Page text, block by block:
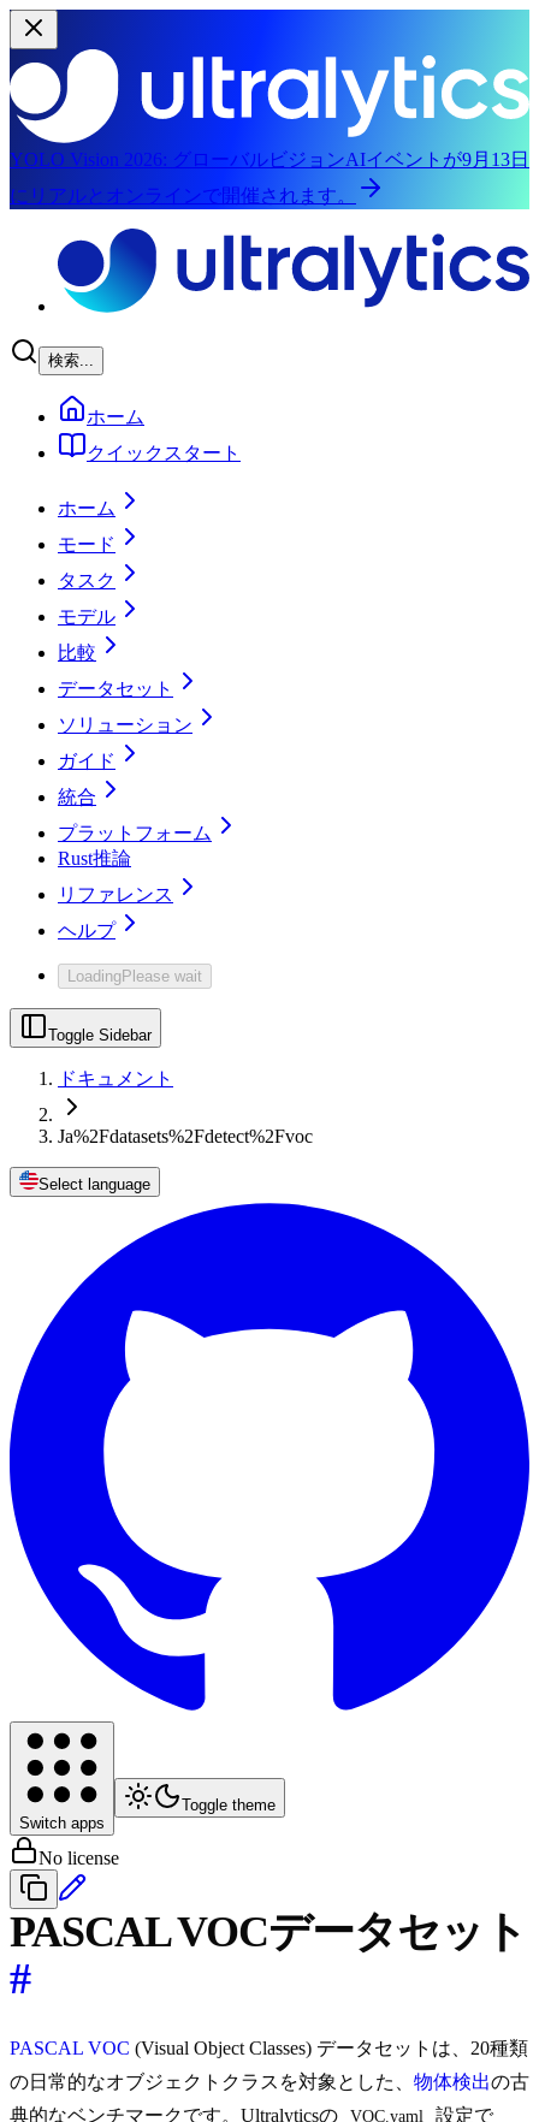
YOLO Vision 2026: グローバルビジョンAIイベントが9月13日
にリアルとオンラインで開催されます。
検索...
ホーム
クイックスタート
ホーム
モード
タスク
モデル
比較
データセット
ソリューション
ガイド
統合
プラットフォーム
Rust推論
リファレンス
ヘルプ
LoadingPlease wait
Toggle Sidebar
ドキュメント
Ja%2Fdatasets%2Fdetect%2Fvoc
Select language
Switch apps
Toggle theme
No license
PASCAL VOCデータセット
#
PASCAL VOC (Visual Object Classes) データセットは、20種類
の日常的なオブジェクトクラスを対象とした、 物体検出の古
典的なベンチマークです。Ultralyticsの
VOC.yaml
設定で